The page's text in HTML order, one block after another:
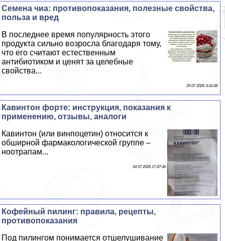
Семена чиа: противопоказания, полезные свойства,
польза и вред
В последнее время популярность этого
продукта сильно возросла благодаря тому,
что его считают естественным
антибиотиком и ценят за целебные
свойства...
25 07 2026 3:33:38
Кавинтон форте: инструкция, показания к
применению, отзывы, аналоги
Кавинтон (или винпоцетин) относится к
обширной фармакологической группе –
ноотрапам...
24 07 2026 17:47:36
Кофейный пилинг: правила, рецепты,
противопоказания
Под пилингом понимается отшелушивание